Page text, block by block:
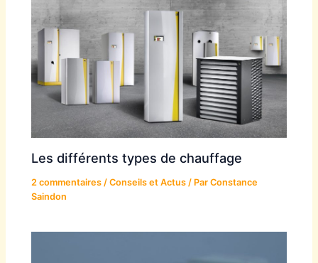
Les différents types de chauffage
2 commentaires /Conseils et Actus / ParConstance
Saindon